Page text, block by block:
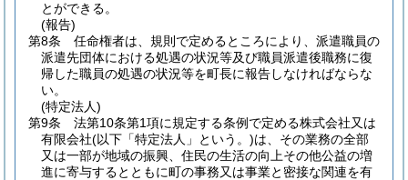
とができる。
(報告)
第8条
任命権者は、規則で定めるところにより、派遣職員の
派遣先団体における処遇の状況等及び職員派遣後職務に復
帰した職員の処遇の状況等を町長に報告しなければならな
い。
(特定法人)
第9条
法第10条第1項に規定する条例で定める株式会社又は
有限会社(以下「特定法人」という。)は、その業務の全部
又は一部が地域の振興、住民の生活の向上その他公益の増
進に寄与するとともに町の事務又は事業と密接な関連を有